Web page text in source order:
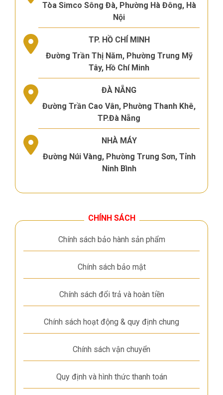
Tòa Simco Sông Đà, Phường Hà Đông, Hà
Nội
TP. HỒ CHÍ MINH
Đường Trần Thị Năm, Phường Trung Mỹ
Tây, Hồ Chí Minh
ĐÀ NẴNG
Đường Trần Cao Vân, Phường Thanh Khê,
TP.Đà Nẵng
NHÀ MÁY
Đường Núi Vàng, Phường Trung Sơn, Tỉnh
Ninh Bình
CHÍNH SÁCH
Chính sách bảo hành sản phẩm
Chính sách bảo mật
Chính sách đổi trả và hoàn tiền
Chính sách hoạt động & quy định chung
Chính sách vận chuyển
Quy định và hình thức thanh toán